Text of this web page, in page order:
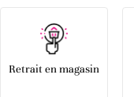
Retrait en magasin